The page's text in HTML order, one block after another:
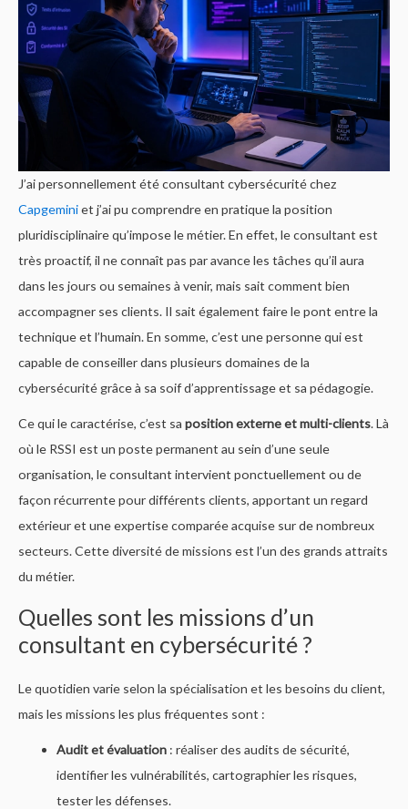
J’ai personnellement été consultant cybersécurité chez
Capgeminiet j’ai pu comprendre en pratique la position
pluridisciplinaire qu’impose le métier. En effet, le consultant est
très proactif, il ne connaît pas par avance les tâches qu’il aura
dans les jours ou semaines à venir, mais sait comment bien
accompagner ses clients. Il sait également faire le pont entre la
technique et l’humain. En somme, c’est une personne qui est
capable de conseiller dans plusieurs domaines de la
cybersécurité grâce à sa soif d’apprentissage et sa pédagogie.
Ce qui le caractérise, c’est sa position externe et multi-clients. Là
où le RSSI est un poste permanent au sein d’une seule
organisation, le consultant intervient ponctuellement ou de
façon récurrente pour différents clients, apportant un regard
extérieur et une expertise comparée acquise sur de nombreux
secteurs. Cette diversité de missions est l’un des grands attraits
du métier.
Quelles sont les missions d’un
consultant en cybersécurité ?
Le quotidien varie selon la spécialisation et les besoins du client,
mais les missions les plus fréquentes sont :
Audit et évaluation : réaliser des audits de sécurité,
identifier les vulnérabilités, cartographier les risques,
tester les défenses.